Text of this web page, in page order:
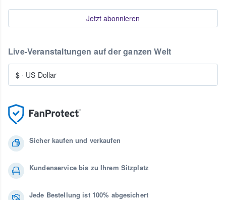
Jetzt abonnieren
Sicher kaufen und verkaufen
Kundenservice bis zu Ihrem Sitzplatz
Jede Bestellung ist 100% abgesichert
Live-Veranstaltungen auf der ganzen Welt
$ · US-Dollar